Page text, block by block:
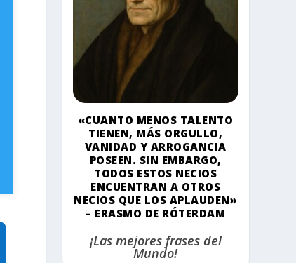
«CUANTO MENOS TALENTO
TIENEN, MÁS ORGULLO,
VANIDAD Y ARROGANCIA
POSEEN. SIN EMBARGO,
TODOS ESTOS NECIOS
ENCUENTRAN A OTROS
NECIOS QUE LOS APLAUDEN»
– ERASMO DE RÓTERDAM
¡Las mejores frases del
Mundo!